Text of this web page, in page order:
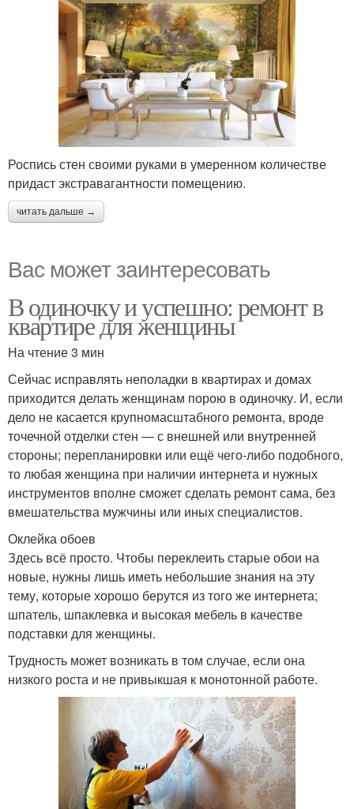
Роспись стен своими руками в умеренном количестве
придаст экстравагантности помещению.
читать дальше →
Вас может заинтересовать
В одиночку и успешно: ремонт в
квартире для женщины
На чтение 3 мин
Сейчас исправлять неполадки в квартирах и домах
приходится делать женщинам порою в одиночку. И, если
дело не касается крупномасштабного ремонта, вроде
точечной отделки стен — с внешней или внутренней
стороны; перепланировки или ещё чего-либо подобного,
то любая женщина при наличии интернета и нужных
инструментов вполне сможет сделать ремонт сама, без
вмешательства мужчины или иных специалистов.
Оклейка обоев
Здесь всё просто. Чтобы переклеить старые обои на
новые, нужны лишь иметь небольшие знания на эту
тему, которые хорошо берутся из того же интернета;
шпатель, шпаклевка и высокая мебель в качестве
подставки для женщины.
Трудность может возникать в том случае, если она
низкого роста и не привыкшая к монотонной работе.